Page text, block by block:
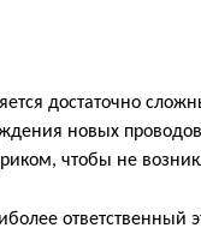
достаточно
новых
чтобы не
ответственный